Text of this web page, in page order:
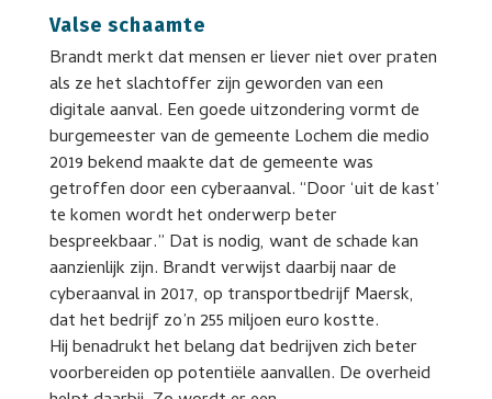
Valse schaamte
Brandt merkt dat mensen er liever niet over praten
als ze het slachtoffer zijn geworden van een
digitale aanval. Een goede uitzondering vormt de
burgemeester van de gemeente Lochem die medio
2019 bekend maakte dat de gemeente was
getroffen door een cyberaanval. “Door ‘uit de kast’
te komen wordt het onderwerp beter
bespreekbaar.” Dat is nodig, want de schade kan
aanzienlijk zijn. Brandt verwijst daarbij naar de
cyberaanval in 2017, op transportbedrijf Maersk,
dat het bedrijf zo’n 255 miljoen euro kostte.
Hij benadrukt het belang dat bedrijven zich beter
voorbereiden op potentiële aanvallen. De overheid